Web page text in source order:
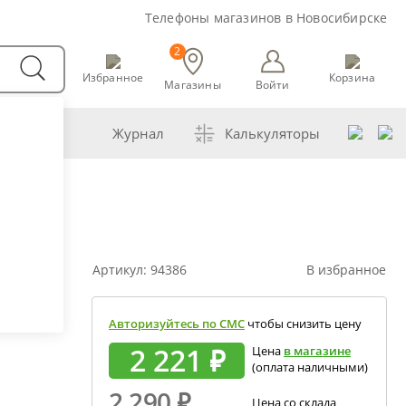
Телефоны магазинов в Новосибирске
Избранное Магазины
2
Войти Корзина
Журнал Калькуляторы
перегонка спирта-сырца
сахара глюкозой (декстрозой)
абсолютного спирта и отбора голов
показаний ареометра
В избранное
Артикул: 94386
Авторизуйтесь по СМС чтобы снизить цену
2 221 ₽ Цена в магазине
(оплата наличными)
Цена со склада